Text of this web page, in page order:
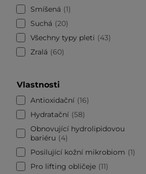
Smíšená
1
Suchá
20
Všechny typy pleti
43
Zralá
60
Vlastnosti
Antioxidační 16
Hydratační 58
Obnovující hydrolipidovou
bariéru
4
Posilující kožní mikrobiom
1
Pro lifting obličeje 11